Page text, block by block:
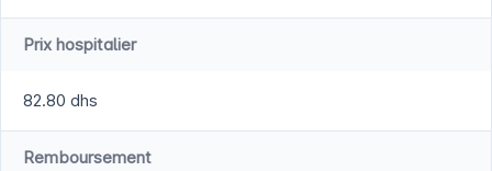
Prix hospitalier
82.80 dhs
Remboursement